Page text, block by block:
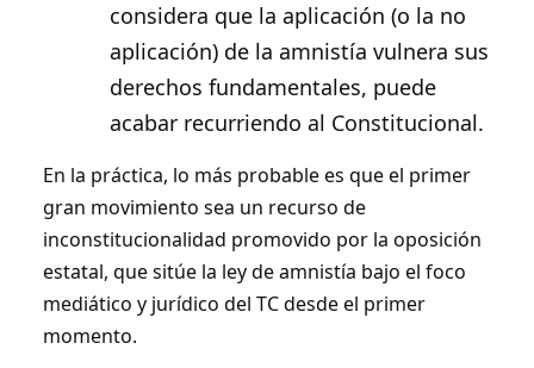
considera que la aplicación (o la no
aplicación) de la amnistía vulnera sus
derechos fundamentales, puede
acabar recurriendo al Constitucional.
En la práctica, lo más probable es que el primer
gran movimiento sea un recurso de
inconstitucionalidad promovido por la oposición
estatal, que sitúe la ley de amnistía bajo el foco
mediático y jurídico del TC desde el primer
momento.